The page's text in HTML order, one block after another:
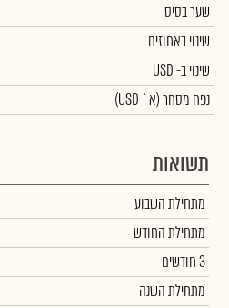
שער בסיס
שינוי באחוזים
שינויב- USD
נפח מסחר(א` USD)
תשואות
מתחילת השבוע
מתחילת החודש
3 חודשים
מתחילת השנה